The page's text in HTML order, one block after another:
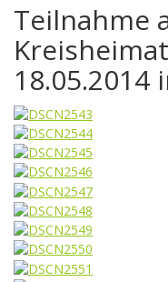
Teilnahme
18.05.2014